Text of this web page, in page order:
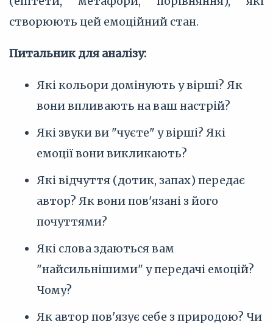
створюють цей емоційний стан.
Питальник для аналізу:
Які кольори домінують у вірші? Як
вони впливають на ваш настрій?
Які звуки ви "чуєте" у вірші? Які
емоції вони викликають?
Які відчуття (дотик, запах) передає
автор? Як вони пов'язані з його
почуттями?
Які слова здаються вам
"найсильнішими" у передачі емоцій?
Чому?
Як автор пов'язує себе з природою? Чи